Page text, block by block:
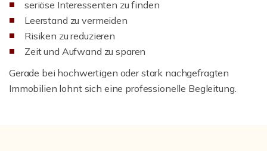
seriöse Interessenten zu finden
Leerstand zu vermeiden
Risiken zu reduzieren
Zeit und Aufwand zu sparen
Gerade bei hochwertigen oder stark nachgefragten
Immobilien lohnt sich eine professionelle Begleitung.